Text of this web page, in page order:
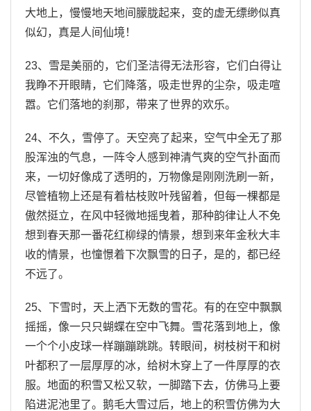
大地上，慢慢地天地间朦胧起来，变的虚无缥缈似真
似幻，真是人间仙境！
23、雪是美丽的，它们圣洁得无法形容，它们白得让
我睁不开眼睛，它们降落，吸走世界的尘杂，吸走喧
嚣。它们落地的刹那，带来了世界的欢乐。
24、不久，雪停了。天空亮了起来，空气中全无了那
股浑浊的气息，一阵令人感到神清气爽的空气扑面而
来，一切好像成了透明的，万物像是刚刚洗刷一新，
尽管植物上还是有着枯枝败叶残留着，但每一棵都是
傲然挺立，在风中轻微地摇曳着，那种韵律让人不免
想到春天那一番花红柳绿的情景，想到来年金秋大丰
收的情景，也憧憬着下次飘雪的日子，是的，都已经
不远了。
25、下雪时，天上洒下无数的雪花。有的在空中飘飘
摇摇，像一只只蝴蝶在空中飞舞。雪花落到地上，像
一个个小皮球一样蹦蹦跳跳。转眼间，树枝树干和树
叶都积了一层厚厚的冰，给树木穿上了一件厚厚的衣
服。地面的积雪又松又软，一脚踏下去，仿佛马上要
陷进泥池里了。鹅毛大雪过后，地上的积雪仿佛为大